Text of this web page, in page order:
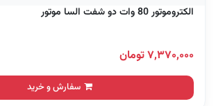
الکتروموتور 80 وات دو شفت السا موتور
۷,۳۷۰,۰۰۰ تومان
سفارش و خرید